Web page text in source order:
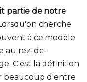
partie de notre
cherche
à ce modèle
au rez-de-
C'est la définition
beaucoup d'entre